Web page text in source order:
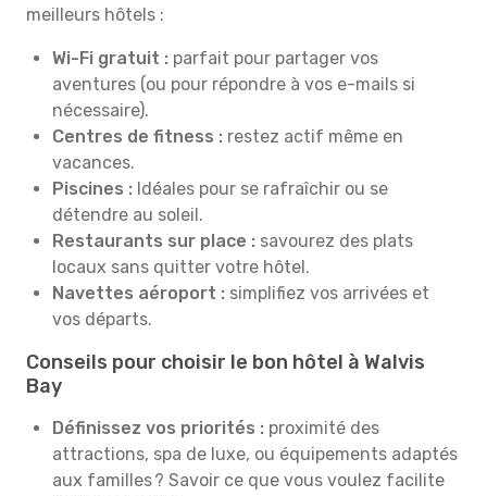
meilleurs hôtels :
Wi-Fi gratuit : parfait pour partager vos
aventures (ou pour répondre à vos e-mails si
nécessaire).
Centres de fitness : restez actif même en
vacances.
Piscines : Idéales pour se rafraîchir ou se
détendre au soleil.
Restaurants sur place : savourez des plats
locaux sans quitter votre hôtel.
Navettes aéroport : simplifiez vos arrivées et
vos départs.
Conseils pour choisir le bon hôtel à Walvis
Bay
Définissez vos priorités : proximité des
attractions, spa de luxe, ou équipements adaptés
aux familles ? Savoir ce que vous voulez facilite